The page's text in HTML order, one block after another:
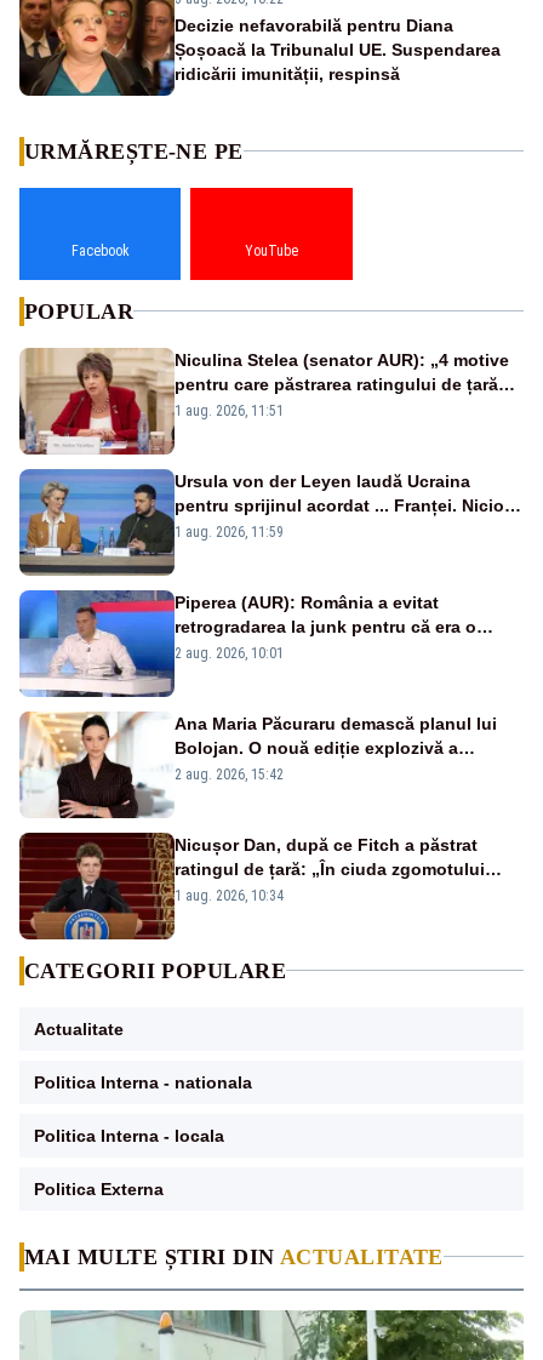
Decizie nefavorabilă pentru Diana
Șoșoacă la Tribunalul UE. Suspendarea
ridicării imunității, respinsă
MAI MULTE ȘTIRI DIN ACTUALITATE
URMĂREȘTE-NE PE
Facebook YouTube
POPULAR
Niculina Stelea (senator AUR): „4 motive
pentru care păstrarea ratingului de țară
nu este o reușită pentru Guvernul
1 aug. 2026, 11:51
Ursula von der Leyen laudă Ucraina
pentru sprijinul acordat ... Franței. Nicio
reacție privind ajutorul energetic promis
1 aug. 2026, 11:59
Piperea (AUR): România a evitat
retrogradarea la junk pentru că era o
catastrofă pentru bănci și fondurile de
2 aug. 2026, 10:01
Ana Maria Păcuraru demască planul lui
Bolojan. O nouă ediție explozivă a
emisiunii „Miza Zilei” la Realitatea PLUS
2 aug. 2026, 15:42
Nicușor Dan, după ce Fitch a păstrat
ratingul de țară: „În ciuda zgomotului
politic, România funcționează”
1 aug. 2026, 10:34
CATEGORII POPULARE
Actualitate
Politica Interna - nationala
Politica Interna - locala
Politica Externa